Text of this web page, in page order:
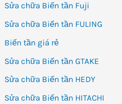
Sửa chữa Biến tần Fuji
Sửa chữa Biến tần FULING
Biến tần giá rẻ
Sửa chữa Biến tần GTAKE
Sửa chữa Biến tần HEDY
Sửa chữa Biến tần HITACHI